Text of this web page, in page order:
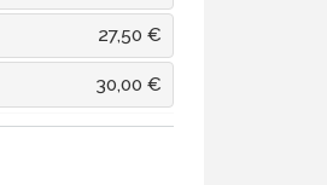
27,50 €
30,00 €